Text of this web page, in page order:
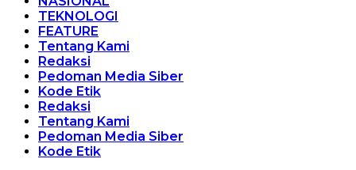
TEKNOLOGI
FEATURE
Tentang Kami
Redaksi
Pedoman Media Siber
Kode Etik
Redaksi
Tentang Kami
Pedoman Media Siber
Kode Etik